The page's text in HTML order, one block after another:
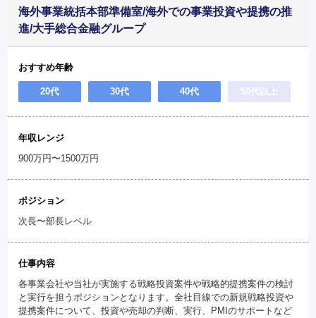
海外事業統括本部準備室/海外での事業投資や提携の推
進/大手総合金融グループ
おすすめ年齢
20代 30代 40代 50代以上
年収レンジ
900万円〜1500万円
ポジション
次長〜部長レベル
仕事内容
各事業会社や当社が実施する戦略投資案件や戦略的提携案件の検討
と実行を担うポジションとなります。全社目線での新規戦略投資や
提携案件について、投資や売却の判断、実行、PMIのサポートなど